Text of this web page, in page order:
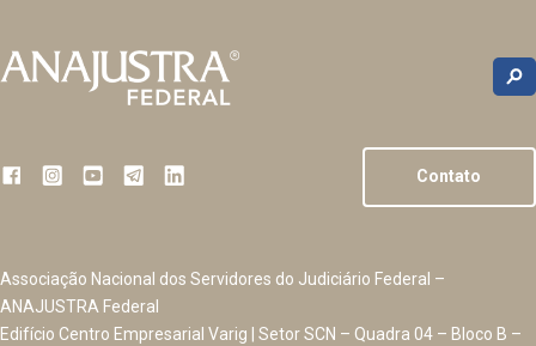
Contato
Associação Nacional dos Servidores do Judiciário Federal –
ANAJUSTRA Federal
Edifício Centro Empresarial Varig | Setor SCN – Quadra 04 – Bloco B –